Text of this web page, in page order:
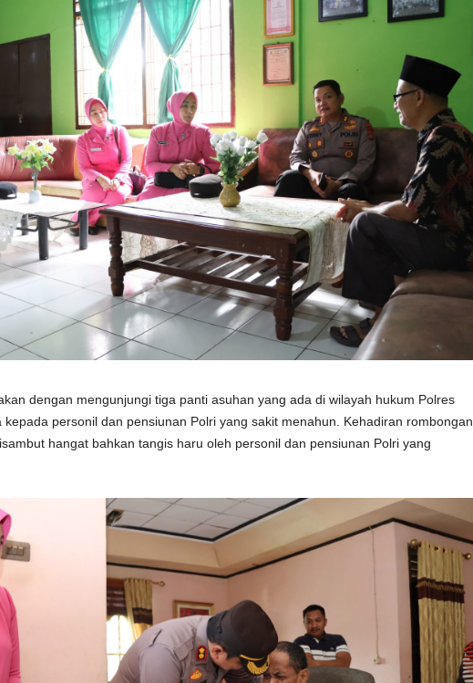
dengan mengunjungi tiga panti asuhan yang ada di wilayah hukum Polres
kepada personil dan pensiunan Polri yang sakit menahun. Kehadiran rombongan
hangat bahkan tangis haru oleh personil dan pensiunan Polri yang